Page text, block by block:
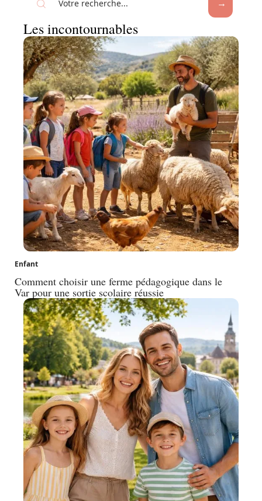
Les incontournables
Enfant
Comment choisir une ferme pédagogique dans le
Var pour une sortie scolaire réussie